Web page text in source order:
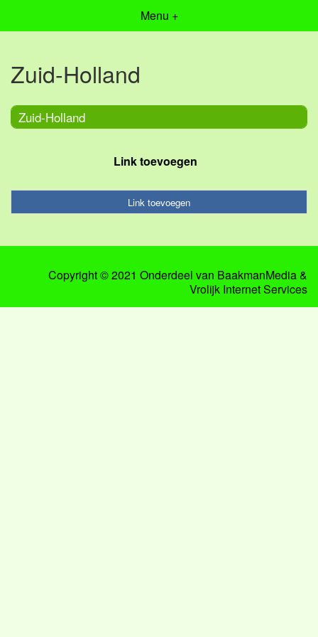
Menu +
Zuid-Holland
Zuid-Holland
Link toevoegen
Link toevoegen
Copyright © 2021 Onderdeel van BaakmanMedia&
Vrolijk Internet Services